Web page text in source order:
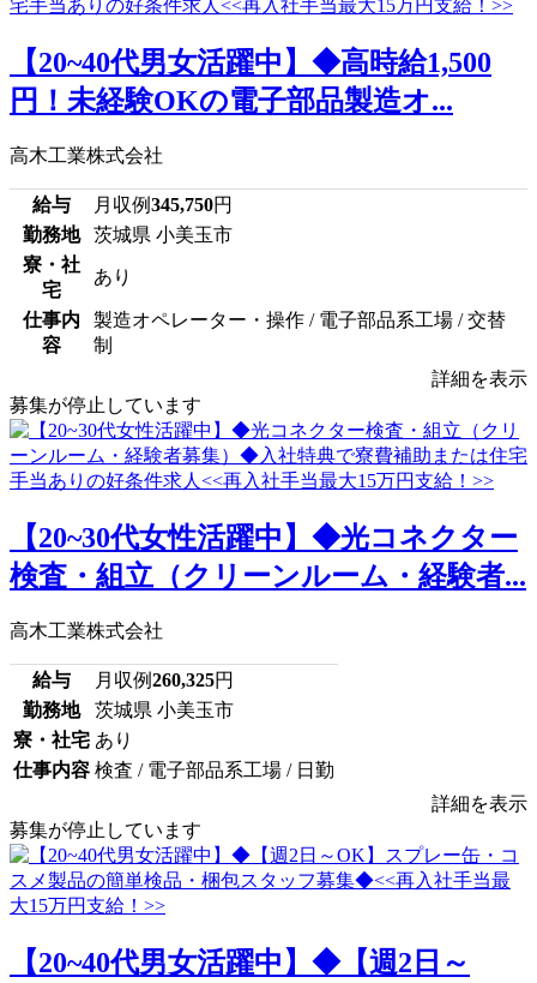
【20~40代男女活躍中】◆高時給1,500
円！未経験OKの電子部品製造オ...
高木工業株式会社
給与 月収例345,750円
勤務地
茨城県 小美玉市
寮・社
宅
あり
仕事内
容
製造オペレーター・操作 / 電子部品系工場 / 交替
制
詳細を表示
募集が停止しています
【20~30代女性活躍中】◆光コネクター
検査・組立（クリーンルーム・経験者...
高木工業株式会社
給与 月収例260,325円
勤務地
茨城県 小美玉市
寮・社宅 あり
仕事内容 検査 / 電子部品系工場 / 日勤
詳細を表示
募集が停止しています
【20~40代男女活躍中】◆【週2日～